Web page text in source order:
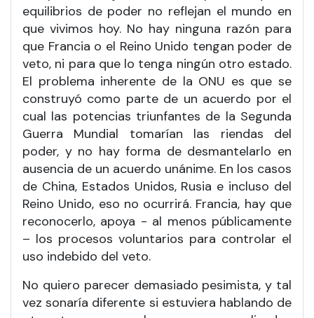
equilibrios de poder no reflejan el mundo en
que vivimos hoy. No hay ninguna razón para
que Francia o el Reino Unido tengan poder de
veto, ni para que lo tenga ningún otro estado.
El problema inherente de la ONU es que se
construyó como parte de un acuerdo por el
cual las potencias triunfantes de la Segunda
Guerra Mundial tomarían las riendas del
poder, y no hay forma de desmantelarlo en
ausencia de un acuerdo unánime. En los casos
de China, Estados Unidos, Rusia e incluso del
Reino Unido, eso no ocurrirá. Francia, hay que
reconocerlo, apoya - al menos públicamente
– los procesos voluntarios para controlar el
uso indebido del veto.
No quiero parecer demasiado pesimista, y tal
vez sonaría diferente si estuviera hablando de